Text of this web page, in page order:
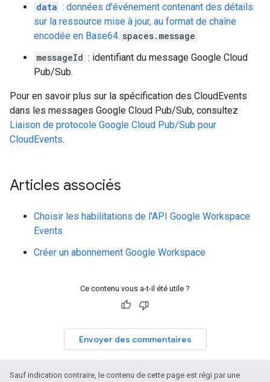
data : données d'événement contenant des détails
sur la ressource mise à jour, au format de chaîne
encodée en Base64. spaces.message
messageId : identifiant du message Google Cloud
Pub/Sub.
Pour en savoir plus sur la spécification des CloudEvents
dans les messages Google Cloud Pub/Sub, consultez
Liaison de protocole Google Cloud Pub/Sub pour
CloudEvents.
Articles associés
Choisir les habilitations de l'API Google Workspace
Events
Créer un abonnement Google Workspace
Ce contenu vous a-t-il été utile ?
Envoyer des commentaires
Sauf indication contraire, le contenu de cette page est régi par une